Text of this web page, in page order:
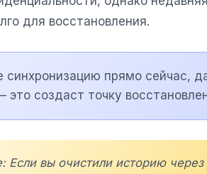
для восстановления.
синхронизацию прямо сейчас,
это создаст точку
вы очистили историю через